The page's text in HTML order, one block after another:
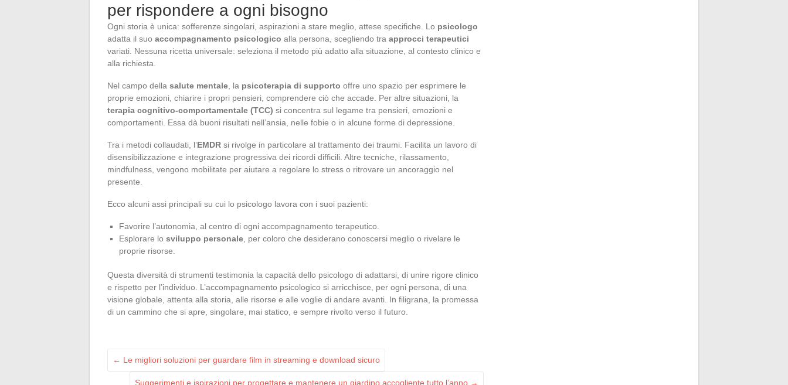
per rispondere a ogni bisogno
Ogni storia è unica: sofferenze singolari, aspirazioni a stare meglio, attese specifiche. Lo psicologo
adatta il suo accompagnamento psicologico alla persona, scegliendo tra approcci terapeutici
variati. Nessuna ricetta universale: seleziona il metodo più adatto alla situazione, al contesto clinico e
alla richiesta.
Nel campo della salute mentale , la psicoterapia di supporto offre uno spazio per esprimere le
proprie emozioni, chiarire i propri pensieri, comprendere ciò che accade. Per altre situazioni, la
terapia cognitivo-comportamentale (TCC) si concentra sul legame tra pensieri, emozioni e
comportamenti. Essa dà buoni risultati nell’ansia, nelle fobie o in alcune forme di depressione.
Tra i metodi collaudati, l’EMDR si rivolge in particolare al trattamento dei traumi. Facilita un lavoro di
disensibilizzazione e integrazione progressiva dei ricordi difficili. Altre tecniche, rilassamento,
mindfulness, vengono mobilitate per aiutare a regolare lo stress o ritrovare un ancoraggio nel
presente.
Ecco alcuni assi principali su cui lo psicologo lavora con i suoi pazienti:
Favorire l’autonomia, al centro di ogni accompagnamento terapeutico.
Esplorare lo sviluppo personale , per coloro che desiderano conoscersi meglio o rivelare le
proprie risorse.
Questa diversità di strumenti testimonia la capacità dello psicologo di adattarsi, di unire rigore clinico
e rispetto per l’individuo. L’accompagnamento psicologico si arricchisce, per ogni persona, di una
visione globale, attenta alla storia, alle risorse e alle voglie di andare avanti. In filigrana, la promessa
di un cammino che si apre, singolare, mai statico, e sempre rivolto verso il futuro.
← Le migliori soluzioni per guardare film in streaming e download sicuro
Suggerimenti e ispirazioni per progettare e mantenere un giardino accogliente tutto l’anno →